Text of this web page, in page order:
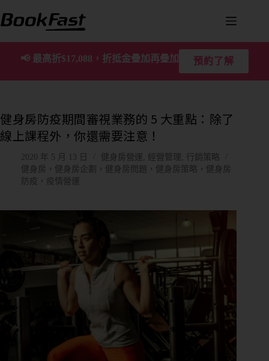
📢 最高折$17,088，折抵金疊加再疊加 預約了解
健身房防疫期間審視業務的 5 大重點：除了
線上課程外，你還需要注意！
2020 年 5 月 13 日 健身房營運, 經營管理, 行銷策略
健身房，健身房企劃，健身房問題，健身房策略，健身房
防疫，疫情營運